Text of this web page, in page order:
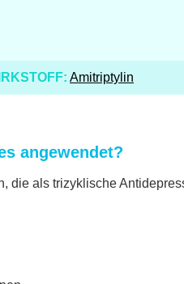
Amitriptylin
angewendet?
die als trizyklische